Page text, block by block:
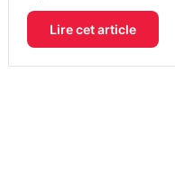
Lire cet article